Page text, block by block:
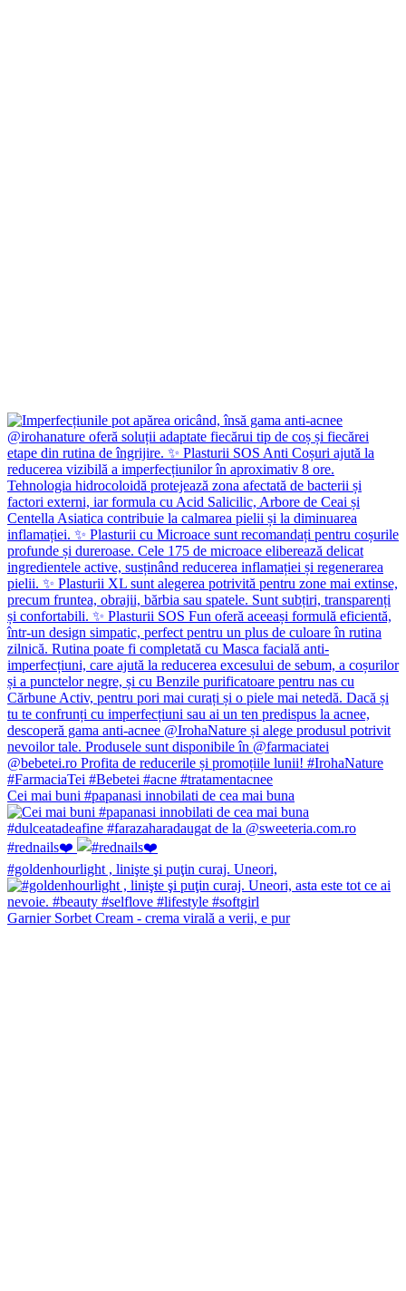
Cei mai buni #papanasi innobilati de cea mai buna
#rednails❤️
#goldenhourlight , linişte şi puţin curaj. Uneori,
Garnier Sorbet Cream - crema virală a verii, e pur